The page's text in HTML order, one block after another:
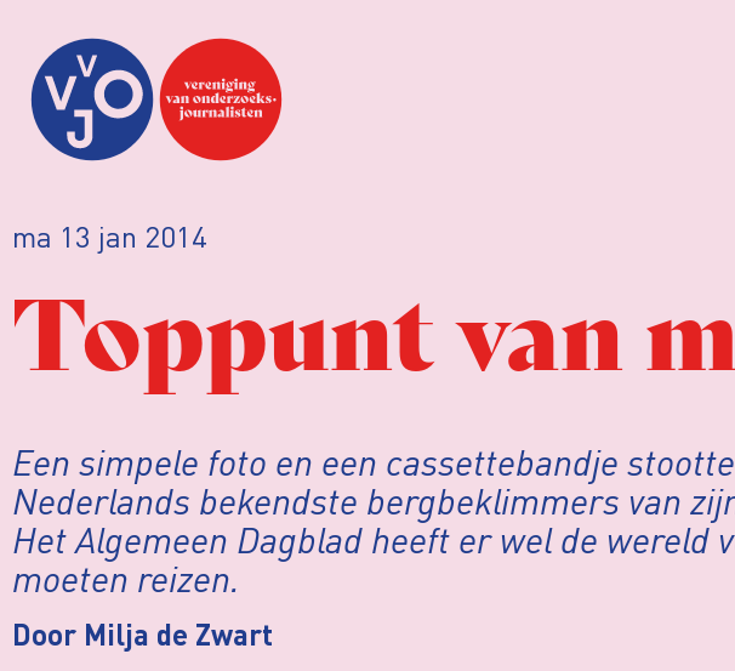
ma 13 jan 2014
Toppunt van
Een simpele foto en een cassettebandje
Nederlands bekendste bergbeklimmers van
Het Algemeen Dagblad heeft er wel de wereld
moeten reizen.
Door Milja de Zwart